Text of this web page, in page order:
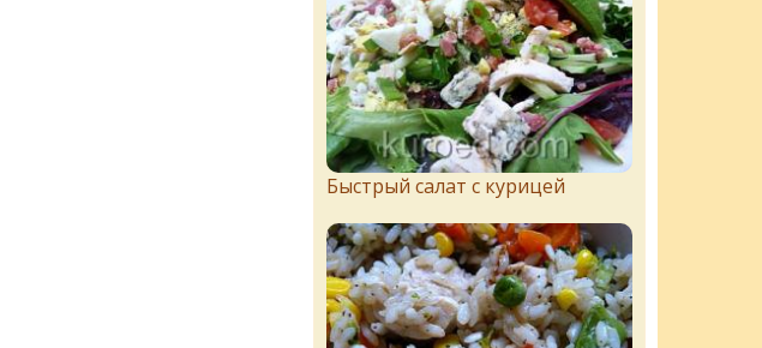
Быстрый салат с курицей